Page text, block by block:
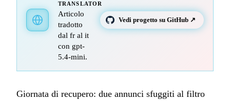
TRANSLATOR
Articolo
tradotto
dal fr al it
con gpt-
5.4-mini.
Vedi progetto su GitHub ↗
Giornata di recupero: due annunci sfuggiti al filtro